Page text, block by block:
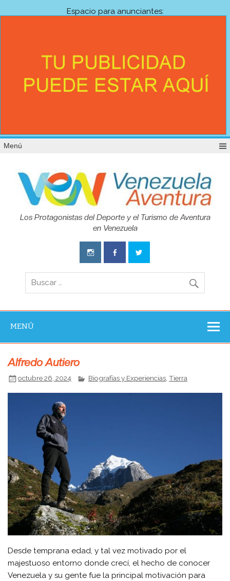
Espacio para anunciantes:
Menú
Venezuela
Experience
Los Protagonistas del Deporte y el Turismo de Aventura
en Venezuela
MENÚ
Alfredo Autiero
octubre 26, 2024 Biografías y Experiencias,Tierra
Desde temprana edad, y tal vez motivado por el
majestuoso entorno donde crecí, el hecho de conocer
Venezuela y su gente fue la principal motivación para